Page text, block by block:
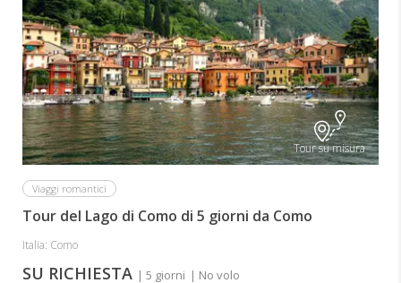
Tour su misura
Viaggi romantici
Tour del Lago di Como di 5 giorni da Como
Italia: Como
SU RICHIESTA | 5 giorni | No volo